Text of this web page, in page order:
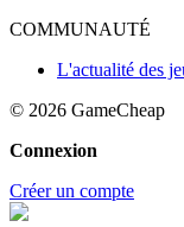
COMMUNAUTÉ
L'actualité des
© 2026 GameCheap
Connexion
Créer un compte